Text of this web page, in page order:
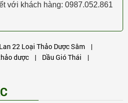
với khách hàng: 0987.052.861
22 Loại Thảo Dược Sâm |
dược | Dầu Gió Thái |